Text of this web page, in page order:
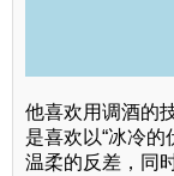
他喜欢用调酒的
是喜欢以“冰冷的
温柔的反差，同